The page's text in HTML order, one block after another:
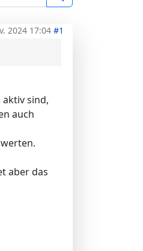
2024 17:04 #1
sind,
auch
aber das